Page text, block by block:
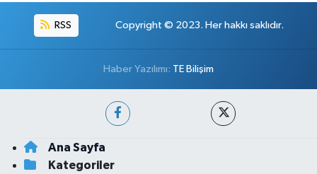
RSS Copyright © 2023. Her hakkı saklıdır.
Haber Yazılımı: TE Bilişim
Ana Sayfa
Kategoriler